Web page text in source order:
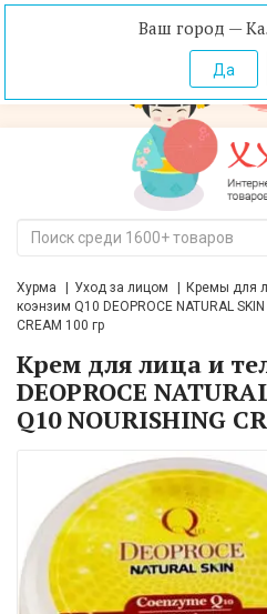
Ваш город —
Хурма Уход за лицом Кремы для
коэнзим Q10 DEOPROCE NATURAL
CREAM 100 гр
Крем для лица и
DEOPROCE
Q10 NOURISHING